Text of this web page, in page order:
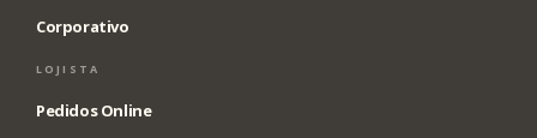
Corporativo
LOJISTA
Pedidos Online